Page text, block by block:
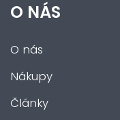
O NÁS
O nás
Nákupy
Články